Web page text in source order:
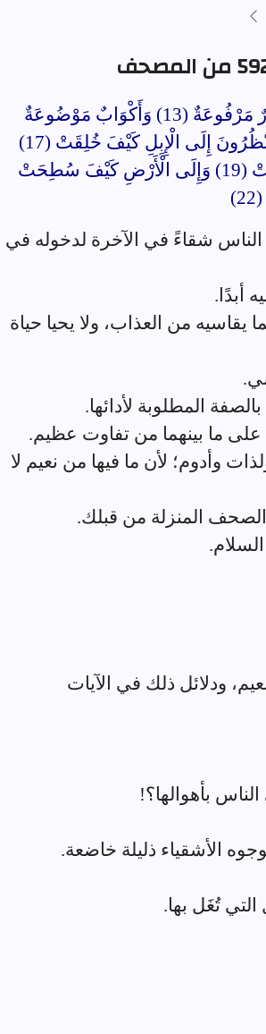
لَا تَسْمَعُ فِيهَا لَاغِيَةً (11) فِيهَا عَيْنٌ جَارِيَةٌ (12) فِيهَا سُرُرٌ مَرْفُوعَةٌ (13) وَأَكْوَابٌ مَوْضُوعَةٌ
(14) وَنَمَارِقُ مَصْفُوفَةٌ (15) وَزَرَابِيُّ مَبْثُوثَةٌ (16) أَفَلَا يَنْظُرُونَ إِلَى الْإِبِلِ كَيْفَ خُلِقَتْ (17)
وَإِلَى السَّمَاءِ كَيْفَ رُفِعَتْ (18) وَإِلَى الْجِبَالِ كَيْفَ نُصِبَتْ (19) وَإِلَى الْأَرْضِ كَيْفَ سُطِحَتْ
الناس شقاءً في الآخرة لدخوله في
يقاسيه من العذاب، ولا يحيا حياة
وأدوم؛ لأن ما فيها من نعيم لا
ودلائل ذلك في الآيات